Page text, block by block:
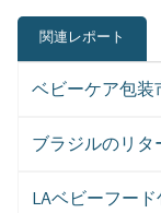
関連レポート
ベビーケア包装
ブラジルのリタ
LAベビーフー